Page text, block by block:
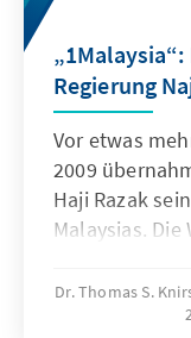
Regierung
Vor etwas
2009
Haji Razak
Malaysias.
nationalen
Dr. Thomas S.